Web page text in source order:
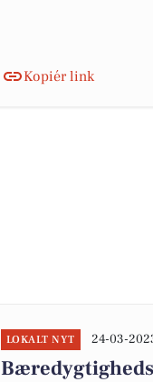
Kopiér link
LOKALT NYT 24-03-